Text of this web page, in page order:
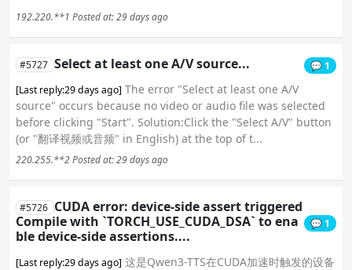
192.220.**1 Posted at: 29 days ago
#5727 Select at least one A/V source...
💬 1
[Last reply:29 days ago] The error "Select at least one A/V
source" occurs because no video or audio file was selected
before clicking "Start". Solution:Click the "Select A/V" button
(or "翻译视频或音频" in English) at the top of t...
220.255.**2Posted at: 29 days ago
#5726 CUDA error: device-side assert triggered
Compile with `TORCH_USE_CUDA_DSA` to ena
ble device-side assertions....
💬 1
[Last reply:29 days ago] 这是Qwen3-TTS在CUDA加速时触发的设备